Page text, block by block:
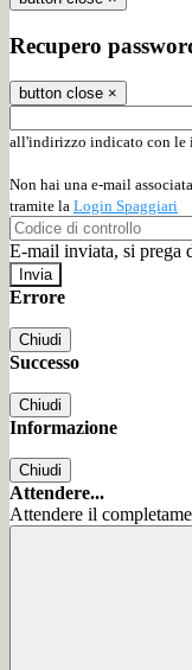
Recupero
button close ×
all'indirizzo indicato con le
Non hai una e-mail
tramite la Login Spaggiari
E-mail inviata, si prega
Errore
Chiudi
Successo
Chiudi
Informazione
Chiudi
Attendere...
Attendere il